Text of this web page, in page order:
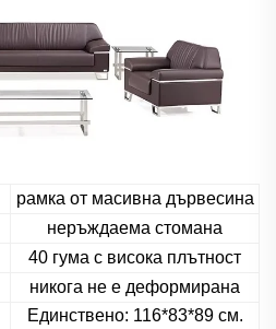
рамка от масивна дървесина
неръждаема стомана
40 гума с висока плътност
никога не е деформирана
Единствено: 116*83*89 см.